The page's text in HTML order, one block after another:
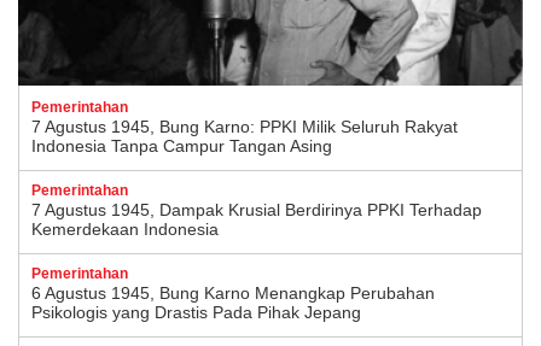
Pemerintahan
7 Agustus 1945, Bung Karno: PPKI Milik Seluruh Rakyat
Indonesia Tanpa Campur Tangan Asing
Pemerintahan
7 Agustus 1945, Dampak Krusial Berdirinya PPKI Terhadap
Kemerdekaan Indonesia
Pemerintahan
6 Agustus 1945, Bung Karno Menangkap Perubahan
Psikologis yang Drastis Pada Pihak Jepang